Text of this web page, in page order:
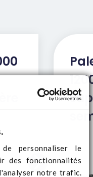
personnaliser le
des fonctionnalités
notre trafic.